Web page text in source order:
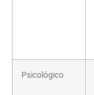
Psicológico